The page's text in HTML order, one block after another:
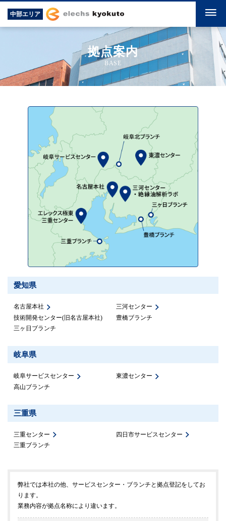
中部エリア
拠点案内
BASE
愛知県
名古屋本社
三河センター
技術開発センター(旧名古屋本社)
豊橋ブランチ
三ヶ日ブランチ
岐阜県
岐阜サービスセンター
東濃センター
高山ブランチ
三重県
三重センター
四日市サービスセンター
三重ブランチ
弊社では本社の他、サービスセンター・ブランチと拠点登記をしてお
ります。
業務内容が拠点名称により違います。